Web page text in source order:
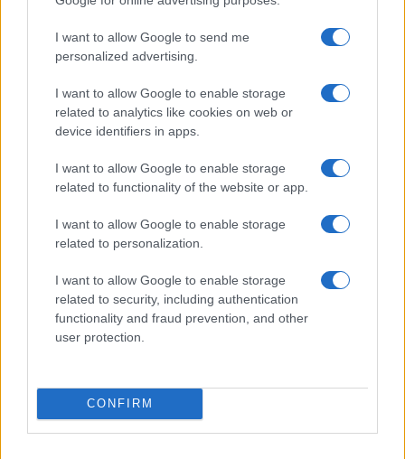
I want to allow Google to send me
personalized advertising.
I want to allow Google to enable storage
related to analytics like cookies on web or
device identifiers in apps.
I want to allow Google to enable storage
related to functionality of the website or app.
I want to allow Google to enable storage
related to personalization.
I want to allow Google to enable storage
related to security, including authentication
functionality and fraud prevention, and other
user protection.
CONFIRM
epica del ‘formaggio salvato dai
nazisti’
diMax Del Papa
26 Aprile 2025, 17:30
Il sangue dei vinti ignorato dal 25
aprile